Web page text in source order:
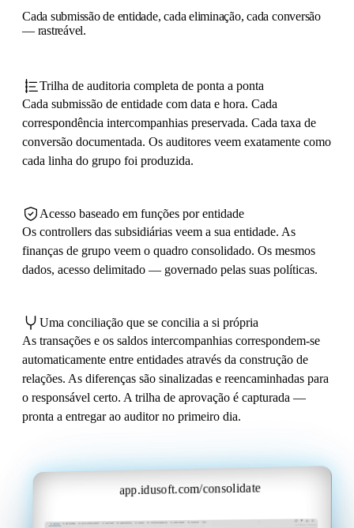
app.idusoft.com/consolidate
Cada submissão de entidade, cada eliminação, cada conversão
— rastreável.
Trilha de auditoria completa de ponta a ponta
Cada submissão de entidade com data e hora. Cada
correspondência intercompanhias preservada. Cada taxa de
conversão documentada. Os auditores veem exatamente como
cada linha do grupo foi produzida.
Acesso baseado em funções por entidade
Os controllers das subsidiárias veem a sua entidade. As
finanças de grupo veem o quadro consolidado. Os mesmos
dados, acesso delimitado — governado pelas suas políticas.
Uma conciliação que se concilia a si própria
As transações e os saldos intercompanhias correspondem-se
automaticamente entre entidades através da construção de
relações. As diferenças são sinalizadas e reencaminhadas para
o responsável certo. A trilha de aprovação é capturada —
pronta a entregar ao auditor no primeiro dia.